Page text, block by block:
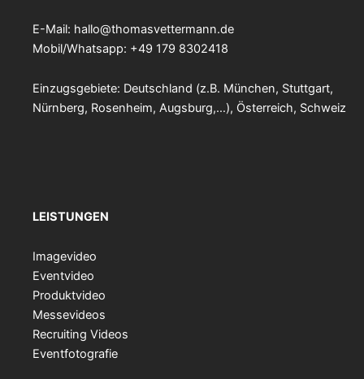
E-Mail: hallo@thomasvettermann.de
Mobil/Whatsapp: +49 179 8302418
Einzugsgebiete: Deutschland (z.B. München, Stuttgart,
Nürnberg, Rosenheim, Augsburg,…), Österreich, Schweiz
LEISTUNGEN
Imagevideo
Eventvideo
Produktvideo
Messevideos
Recruiting Videos
Eventfotografie